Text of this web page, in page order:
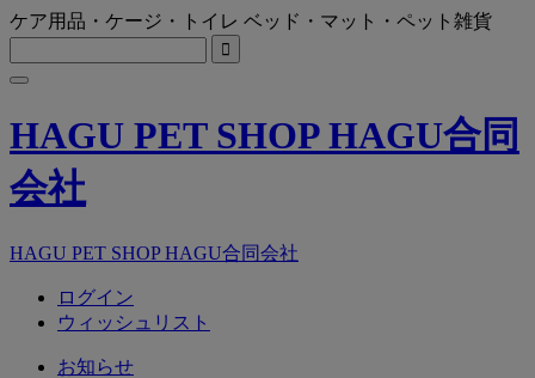
ケア用品・ケージ・トイレ ベッド・マット・ペット雑貨

HAGU PET SHOP HAGU合同
会社
HAGU PET SHOP HAGU合同会社
ログイン
ウィッシュリスト
お知らせ